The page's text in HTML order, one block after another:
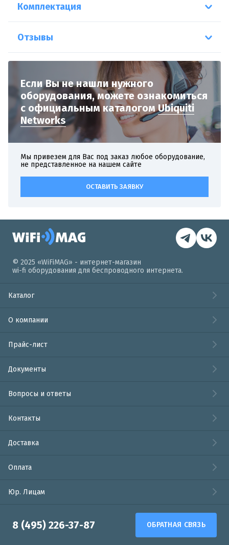
Комплектация
Отзывы
Если Вы не нашли нужного
оборудования,можете ознакомиться
с официальнымкаталогомUbiquiti
Networks
Мы привезем для Вас под заказ любое оборудование,
не представленное на нашем сайте
ОСТАВИТЬ ЗАЯВКУ
© 2025 «WiFiMAG» - интернет-магазин
wi-fi оборудования для беспроводного интернета.
Каталог
О компании
Прайс-лист
Документы
Вопросы и ответы
Контакты
Доставка
Оплата
Юр. Лицам
8 (495) 226-37-87 ОБРАТНАЯ СВЯЗЬ